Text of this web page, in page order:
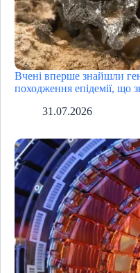
Вчені вперше знайшли
походження епідемії, що
31.07.2026